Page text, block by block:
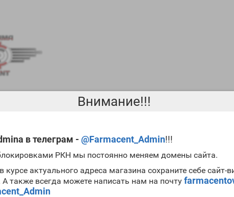
Внимание!!!
в телеграм - @Farmacent_Admin!!!
РКН мы постоянно меняем домены сайта.
актуального адреса магазина сохраните себе сайт-
А также всегда можете написать нам на почту
показателем андрогенной активности. Как вам должно быть
мастерона замедлять процесс ароматизации, выступая на курсе
используется во времясушкидля защиты мускулов от
Именно по этим причинам многие билдеры хотят